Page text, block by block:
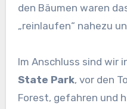
den Bäumen waren
„reinlaufen“ nahezu
Im Anschluss sind wir
State Park, vor den
Forest, gefahren und